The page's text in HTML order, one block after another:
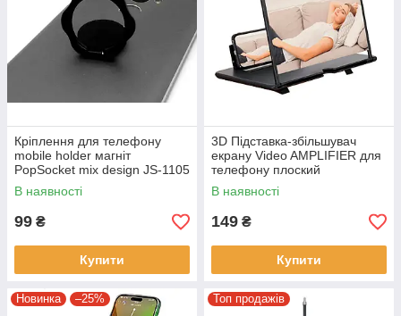
Кріплення для телефону
mobile holder магніт
PopSocket mix design JS-1105
В наявності
99 ₴
Купити
3D Підставка-збільшувач
екрану Video AMPLIFIER для
телефону плоский
червоний,білий,чорний
В наявності
149 ₴
Купити
Новинка –25% Топ продажів